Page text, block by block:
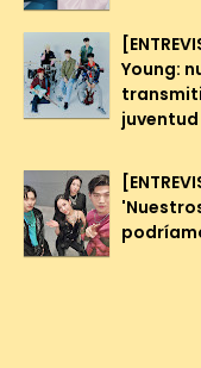
Young:
juventud